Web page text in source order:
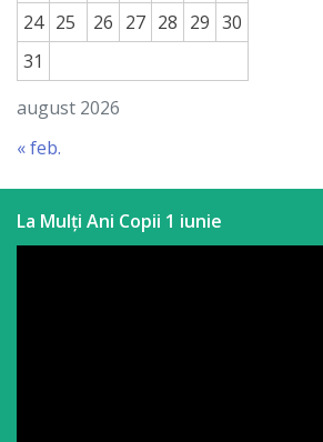
august 2026
24 25 26 27 28 29 30
31
« feb.
La Mulți Ani Copii 1 iunie